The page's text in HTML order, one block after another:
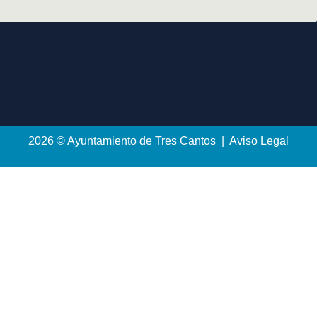
2026 © Ayuntamiento de Tres Cantos | Aviso Legal